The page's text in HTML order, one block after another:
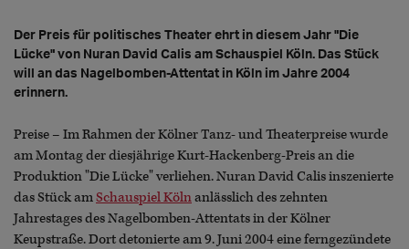
Der Preis für politisches Theater ehrt in diesem Jahr "Die
Lücke" von Nuran David Calis am Schauspiel Köln. Das Stück
will an das Nagelbomben-Attentat in Köln im Jahre 2004
erinnern.
Preise – Im Rahmen der Kölner Tanz- und Theaterpreise wurde
am Montag der diesjährige Kurt-Hackenberg-Preis an die
Produktion "Die Lücke" verliehen. Nuran David Calis inszenierte
das Stück amSchauspiel Kölnanlässlich des zehnten
Jahrestages des Nagelbomben-Attentats in der Kölner
Keupstraße. Dort detonierte am 9. Juni 2004 eine ferngezündete